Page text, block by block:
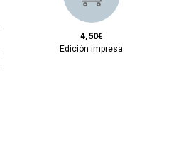
4,50€
Edición impresa